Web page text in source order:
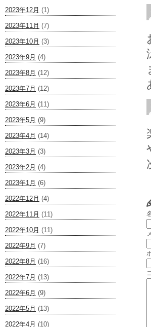
2023年12月 (1)
2023年11月 (7)
2023年10月 (3)
2023年9月 (4)
2023年8月 (12)
2023年7月 (12)
2023年6月 (11)
2023年5月 (9)
2023年4月 (14)
2023年3月 (3)
2023年2月 (4)
2023年1月 (6)
2022年12月 (4)
2022年11月 (11)
2022年10月 (11)
2022年9月 (7)
2022年8月 (16)
2022年7月 (13)
2022年6月 (9)
2022年5月 (13)
2022年4月 (10)